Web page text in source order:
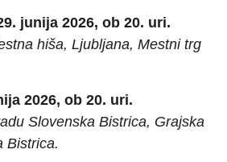
junija 2026, ob 20. uri.
hiša, Ljubljana, Mestni trg
2026, ob 20. uri.
Slovenska Bistrica, Grajska
Bistrica.